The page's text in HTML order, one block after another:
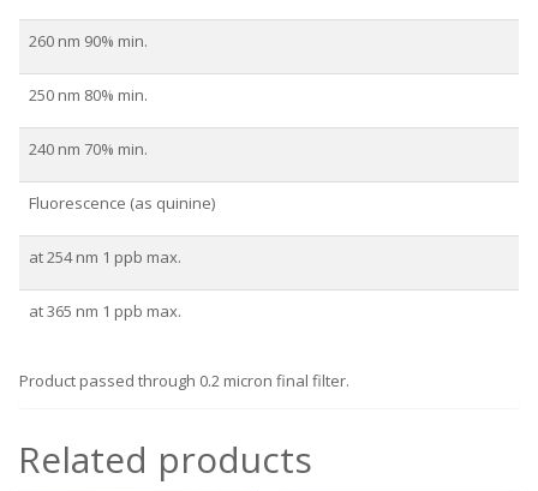
260 nm 90% min.
250 nm 80% min.
240 nm 70% min.
Fluorescence (as quinine)
at 254 nm 1 ppb max.
at 365 nm 1 ppb max.
Product passed through 0.2 micron final filter.
Related products